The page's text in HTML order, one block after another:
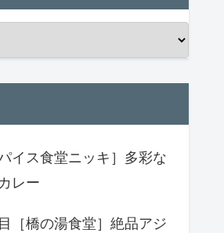
イス食堂ニッキ］多彩な
レー
［橋の湯食堂］絶品アジ